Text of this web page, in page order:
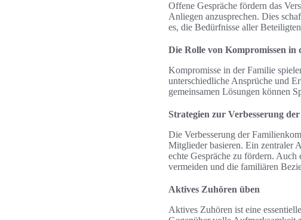
Offene Gespräche fördern das
Anliegen anzusprechen. Dies
es, die Bedürfnisse aller
Die Rolle von Kompromissen in
Kompromisse in der Familie
unterschiedliche Ansprüche und
gemeinsamen Lösungen können
Strategien zur Verbesserung
Die Verbesserung der
Mitglieder basieren. Ein zentraler
echte Gespräche zu fördern.
vermeiden und die familiären
Aktives Zuhören üben
Aktives Zuhören ist eine